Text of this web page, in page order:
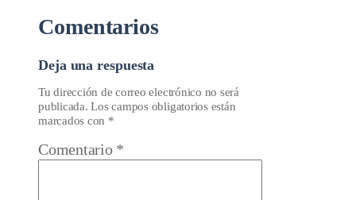
Comentarios
Deja una respuesta
Tu dirección de correo electrónico no será
publicada. Los campos obligatorios están
marcados con *
Comentario *